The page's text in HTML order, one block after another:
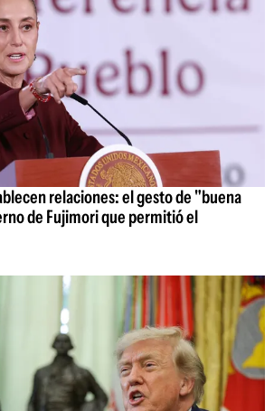
relaciones: el gesto de "buena
de Fujimori que permitió el